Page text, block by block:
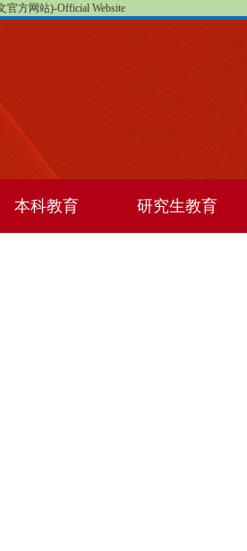
方网站)-Official Website
本科教育 研究生教育